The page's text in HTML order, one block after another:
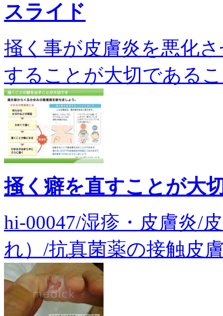
スライド
掻く事が皮膚炎を悪化
することが大切である
掻く癖を直すことが大
hi-00047/湿疹・皮膚炎/
れ）/抗真菌薬の接触皮